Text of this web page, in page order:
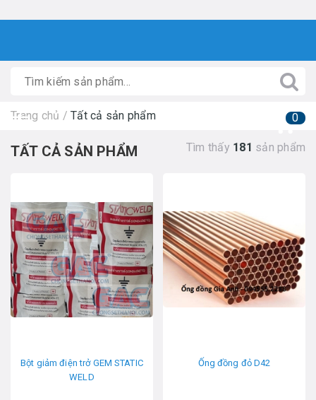
0
Trang chủ / Tất cả sản phẩm
TẤT CẢ SẢN PHẨM Tìm thấy 181 sản phẩm
Bột giảm điện trở GEM STATIC
WELD
Ống đồng đỏ D42